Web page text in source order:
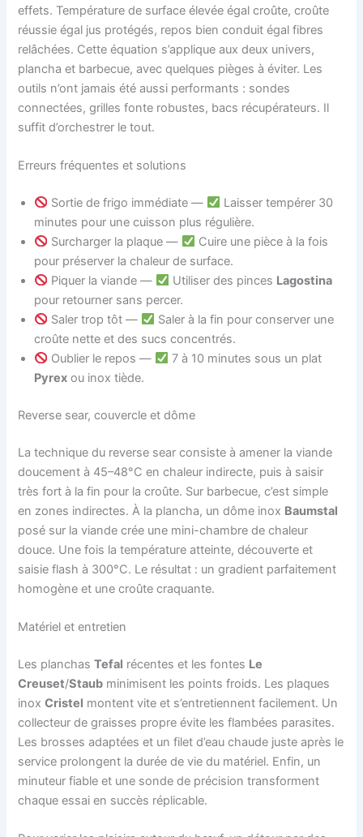
effets. Température de surface élevée égal croûte, croûte
réussie égal jus protégés, repos bien conduit égal fibres
relâchées. Cette équation s’applique aux deux univers,
plancha et barbecue, avec quelques pièges à éviter. Les
outils n’ont jamais été aussi performants : sondes
connectées, grilles fonte robustes, bacs récupérateurs. Il
suffit d’orchestrer le tout.
Erreurs fréquentes et solutions
Sortie de frigo immédiate —
Laisser tempérer 30
minutes pour une cuisson plus régulière.
Surcharger la plaque —
Cuire une pièce à la fois
pour préserver la chaleur de surface.
Piquer la viande —
Utiliser des pinces Lagostina
pour retourner sans percer.
Saler trop tôt —
Saler à la fin pour conserver une
croûte nette et des sucs concentrés.
Oublier le repos —
7 à 10 minutes sous un plat
Pyrex ou inox tiède.
Reverse sear, couvercle et dôme
La technique du reverse sear consiste à amener la viande
doucement à 45–48°C en chaleur indirecte, puis à saisir
très fort à la fin pour la croûte. Sur barbecue, c’est simple
en zones indirectes. À la plancha, un dôme inox Baumstal
posé sur la viande crée une mini-chambre de chaleur
douce. Une fois la température atteinte, découverte et
saisie flash à 300°C. Le résultat : un gradient parfaitement
homogène et une croûte craquante.
Matériel et entretien
Les planchasTefal récentes et les fontes Le
Creuset/Staub minimisent les points froids. Les plaques
inoxCristel montent vite et s’entretiennent facilement. Un
collecteur de graisses propre évite les flambées parasites.
Les brosses adaptées et un filet d’eau chaude juste après le
service prolongent la durée de vie du matériel. Enfin, un
minuteur fiable et une sonde de précision transforment
chaque essai en succès réplicable.